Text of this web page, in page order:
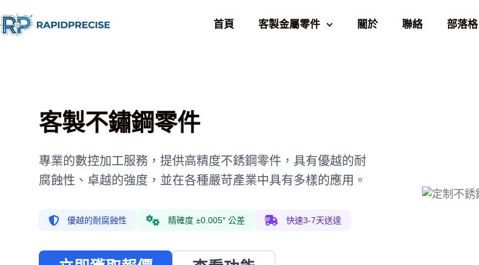
首頁 客製金屬零件 關於 聯絡 部落格
客製不鏽鋼零件
專業的數控加工服務，提供高精度不銹鋼零件，具有優越的耐
腐蝕性、卓越的強度，並在各種嚴苛產業中具有多樣的應用。
優越的耐腐蝕性 精確度 ±0.005″ 公差 快速3-7天送達